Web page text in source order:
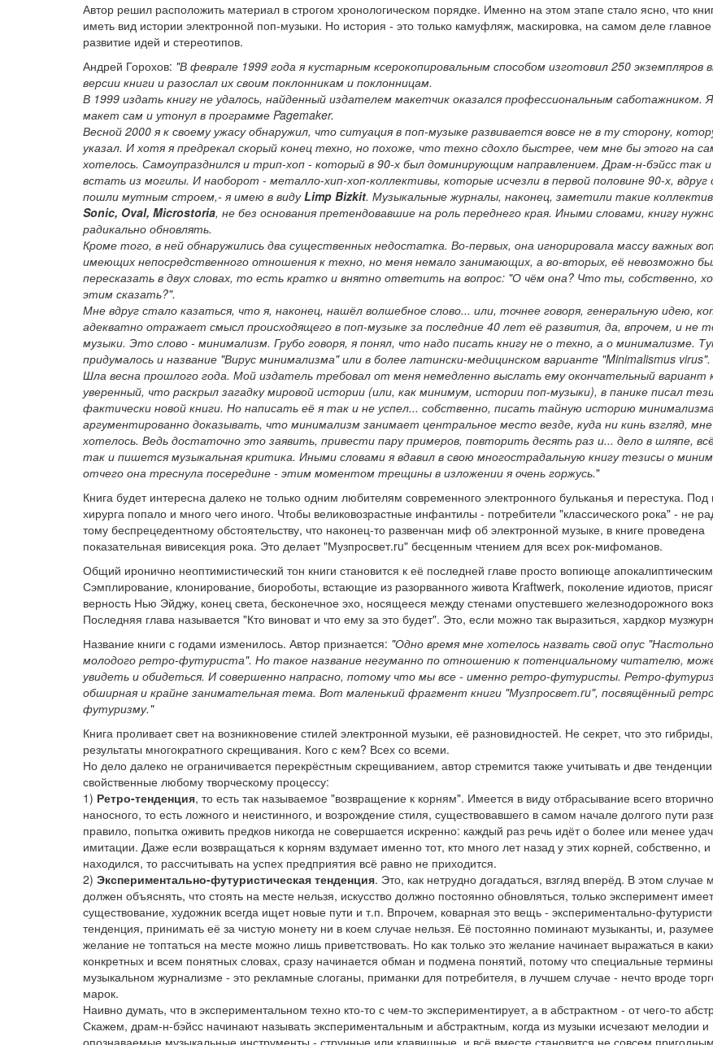
Автор решил расположить материал в строгом хронологическом порядке. Именно на этом этапе стало ясно, что
иметь вид истории электронной поп-музыки. Но история - это только камуфляж, маскировка, на самом деле
развитие идей и стереотипов.
Андрей Горохов: "В феврале 1999 года я кустарным ксерокопировальным способом изготовил 250 экземпляров
версии книги и разослал их своим поклонникам и поклонницам.
В 1999 издать книгу не удалось, найденный издателем макетчик оказался профессиональным саботажником. Я
макет сам и утонул в программе Pagemaker.
Весной 2000 я к своему ужасу обнаружил, что ситуация в поп-музыке развивается вовсе не в ту сторону,
указал. И хотя я предрекал скорый конец техно, но похоже, что техно сдохло быстрее, чем мне бы этого на
хотелось. Самоупразднился и трип-хоп - который в 90-х был доминирующим направлением. Драм-н-бэйсс так
встать из могилы. И наоборот - металло-хип-хоп-коллективы, которые исчезли в первой половине 90-х, вдруг
пошли мутным строем,- я имею в видуLimp Bizkit. Музыкальные журналы, наконец, заметили такие
Sonic, Oval, Microstoria, не без основания претендовавшие на роль переднего края. Иными словами, книгу
радикально обновлять.
Кроме того, в ней обнаружились два существенных недостатка. Во-первых, она игнорировала массу важных
имеющих непосредственного отношения к техно, но меня немало занимающих, а во-вторых, её невозможно
пересказать в двух словах, то есть кратко и внятно ответить на вопрос: "О чём она? Что ты, собственно,
этим сказать?".
Мне вдруг стало казаться, что я, наконец, нашёл волшебное слово... или, точнее говоря, генеральную идею,
адекватно отражает смысл происходящего в поп-музыке за последние 40 лет её развития, да, впрочем, и не
музыки. Это слово - минимализм. Грубо говоря, я понял, что надо писать книгу не о техно, а о минимализме.
придумалось и название "Вирус минимализма" или в более латински-медицинском варианте "Minimalismus virus".
Шла весна прошлого года. Мой издатель требовал от меня немедленно выслать ему окончательный вариант
уверенный, что раскрыл загадку мировой истории (или, как минимум, истории поп-музыки), в панике писал
фактически новой книги. Но написать её я так и не успел... собственно, писать тайную историю
аргументированно доказывать, что минимализм занимает центральное место везде, куда ни кинь взгляд,
хотелось. Ведь достаточно это заявить, привести пару примеров, повторить десять раз и... дело в шляпе,
так и пишется музыкальная критика. Иными словами я вдавил в свою многострадальную книгу тезисы о
отчего она треснула посередине - этим моментом трещины в изложении я очень горжусь."
Книга будет интересна далеко не только одним любителям современного электронного бульканья и перестука. Под
хирурга попало и много чего иного. Чтобы великовозрастные инфантилы - потребители "классического рока" - не
тому беспрецедентному обстоятельству, что наконец-то развенчан миф об электронной музыке, в книге проведена
показательная вивисекция рока. Это делает "Музпросвет.ru" бесценным чтением для всех рок-мифоманов.
Общий иронично неоптимистический тон книги становится к её последней главе просто вопиюще
Сэмплирование, клонирование, биороботы, встающие из разорванного живота Kraftwerk, поколение идиотов,
верность Нью Эйджу, конец света, бесконечное эхо, носящееся между стенами опустевшего железнодорожного
Последняя глава называется "Кто виноват и что ему за это будет". Это, если можно так выразиться, хардкор
Название книги с годами изменилось. Автор признается: "Одно время мне хотелось назвать свой опус
молодого ретро-футуриста". Но такое название негуманно по отношению к потенциальному читателю,
увидеть и обидеться. И совершенно напрасно, потому что мы все - именно ретро-футуристы. Ретро-
обширная и крайне занимательная тема. Вот маленький фрагмент книги "Музпросвет.ru", посвящённый
футуризму."
Книга проливает свет на возникновение стилей электронной музыки, её разновидностей. Не секрет, что это гибриды,
результаты многократного скрещивания. Кого с кем? Всех со всеми.
Но дело далеко не ограничивается перекрёстным скрещиванием, автор стремится также учитывать и две
свойственные любому творческому процессу:
1) Ретро-тенденция, то есть так называемое "возвращение к корням". Имеется в виду отбрасывание всего
наносного, то есть ложного и неистинного, и возрождение стиля, существовавшего в самом начале долгого пути
правило, попытка оживить предков никогда не совершается искренно: каждый раз речь идёт о более или менее
имитации. Даже если возвращаться к корням вздумает именно тот, кто много лет назад у этих корней, собственно, и
находился, то рассчитывать на успех предприятия всё равно не приходится.
2) Экспериментально-футуристическая тенденция. Это, как нетрудно догадаться, взгляд вперёд. В этом случае
должен объяснять, что стоять на месте нельзя, искусство должно постоянно обновляться, только эксперимент
существование, художник всегда ищет новые пути и т.п. Впрочем, коварная это вещь - экспериментально-
тенденция, принимать её за чистую монету ни в коем случае нельзя. Её постоянно поминают музыканты, и,
желание не топтаться на месте можно лишь приветствовать. Но как только это желание начинает выражаться в
конкретных и всем понятных словах, сразу начинается обман и подмена понятий, потому что специальные
музыкальном журнализме - это рекламные слоганы, приманки для потребителя, в лучшем случае - нечто вроде
марок.
Наивно думать, что в экспериментальном техно кто-то с чем-то экспериментирует, а в абстрактном - от чего-то
Скажем, драм-н-бэйсс начинают называть экспериментальным и абстрактным, когда из музыки исчезают мелодии и
опознаваемые музыкальные инструменты - струнные или клавишные, и всё вместе становится не совсем